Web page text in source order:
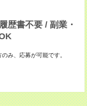
歴書不要 / 副業・
み、応募が可能です。